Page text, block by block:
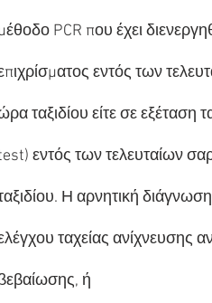
PCR που έχει
εντός των
ταξιδίου είτε σε εξέταση
εντός των τελευταίων
Η αρνητική
ταχείας ανίχνευσης
ή